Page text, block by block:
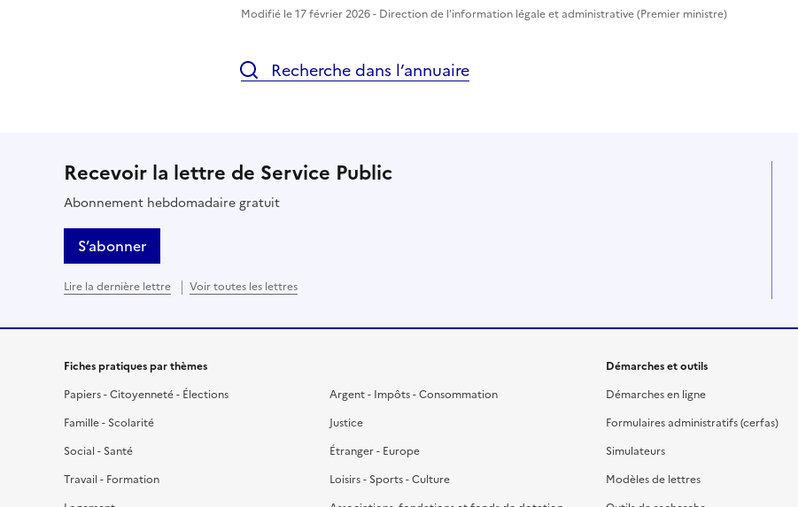
Modifié le 17 février 2026 - Direction de l'information légale et administrative (Premier ministre)
Recherche dans l’annuaire
Recevoir la lettre de Service Public
Abonnement hebdomadaire gratuit
S’abonner
Lire la dernière lettre Voir toutes les lettres
Fiches pratiques par thèmes
Papiers - Citoyenneté - Élections
Famille - Scolarité
Social - Santé
Travail - Formation
Argent - Impôts - Consommation
Justice
Étranger - Europe
Loisirs - Sports - Culture
Démarches et outils
Démarches en ligne
Formulaires administratifs (cerfas)
Simulateurs
Modèles de lettres